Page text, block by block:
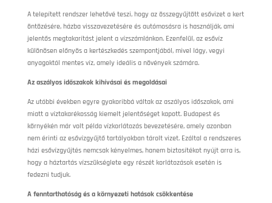
A telepített rendszer lehetővé teszi, hogy az összegyűjtött esővizet a kert
öntözésére, házba visszavezetésére és autómosásra is használják, ami
jelentős megtakarítást jelent a vízszámlánkon. Ezenfelül, az esővíz
különösen előnyös a kertészkedés szempontjából, mivel lágy, vegyi
anyagoktól mentes víz, amely ideális a növények számára.
Az aszályos időszakok kihívásai és megoldásai
Az utóbbi években egyre gyakoribbá váltak az aszályos időszakok, ami
miatt a víztakarékosság kiemelt jelentőséget kapott. Budapest és
környékén már volt példa vízkorlátozás bevezetésére, amely azonban
nem érinti az esővízgyűjtő tartályokban tárolt vizet. Ezáltal a rendszeres
házi esővízgyűjtés nemcsak kényelmes, hanem biztosítékot nyújt arra is,
hogy a háztartás vízszükséglete egy részét korlátozások esetén is
fedezni tudjuk.
A fenntarthatóság és a környezeti hatások csökkentése